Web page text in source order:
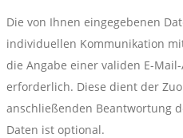
Die von Ihnen eingegebenen
individuellen Kommunikation
die Angabe einer validen E-
erforderlich. Diese dient der
anschließenden Beantwortung
Daten ist optional.